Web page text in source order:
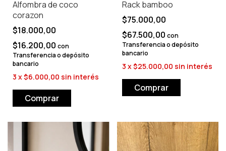
Alfombra de coco
corazon
$18.000,00
$16.200,00 con
Transferencia o depósito
bancario
3 x$6.000,00 sin interés
Rack bamboo
$75.000,00
$67.500,00 con
Transferencia o depósito
bancario
3 x$25.000,00 sin interés